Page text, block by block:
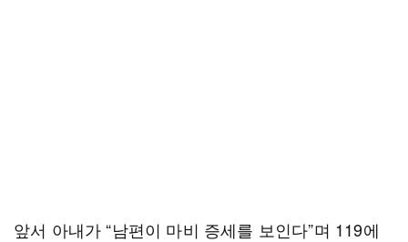
앞서 아내가 “남편이 마비 증세를 보인다”며 119에